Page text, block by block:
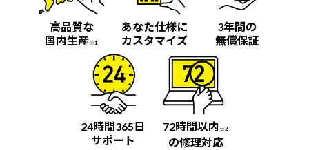
高品質な
国内生産※1
あなた仕様に
カスタマイズ
3年間の
無償保証
24時間365日
サポート
72時間以内 ※2
の修理対応